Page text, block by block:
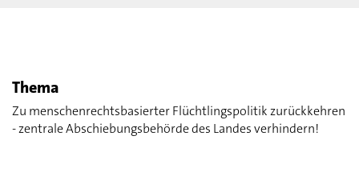
Thema
Zu menschenrechtsbasierter Flüchtlingspolitik zurückkehren
- zentrale Abschiebungsbehörde des Landes verhindern!